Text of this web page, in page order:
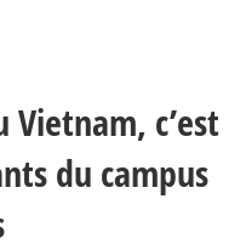
c’est
du campus